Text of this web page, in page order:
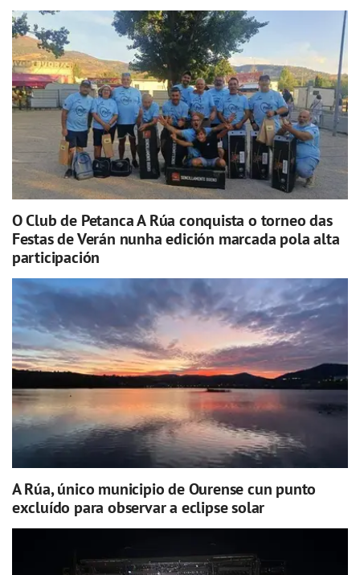
O Club de Petanca A Rúa conquista o torneo das
Festas de Verán nunha edición marcada pola alta
participación
A Rúa, único municipio de Ourense cun punto
excluído para observar a eclipse solar